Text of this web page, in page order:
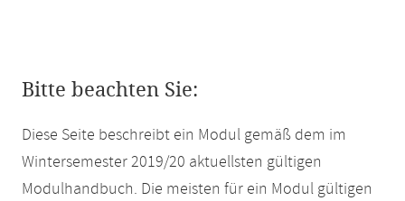
Bitte beachten Sie:
Diese Seite beschreibt ein Modul gemäß dem im
Wintersemester 2019/20 aktuellsten gültigen
Modulhandbuch. Die meisten für ein Modul gültigen